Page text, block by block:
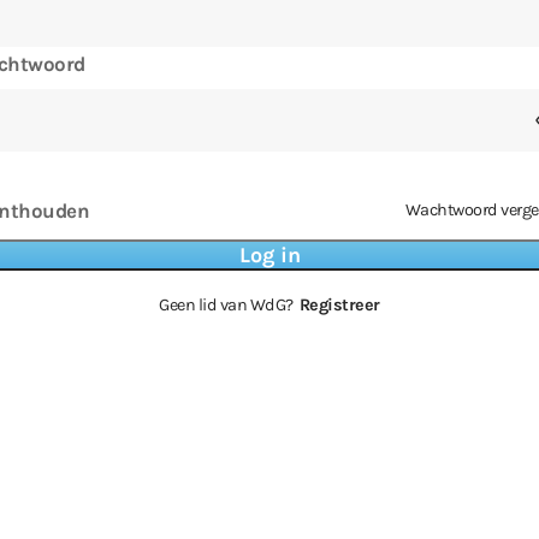
Wachtwoord
Geen lid van WdG? Registreer